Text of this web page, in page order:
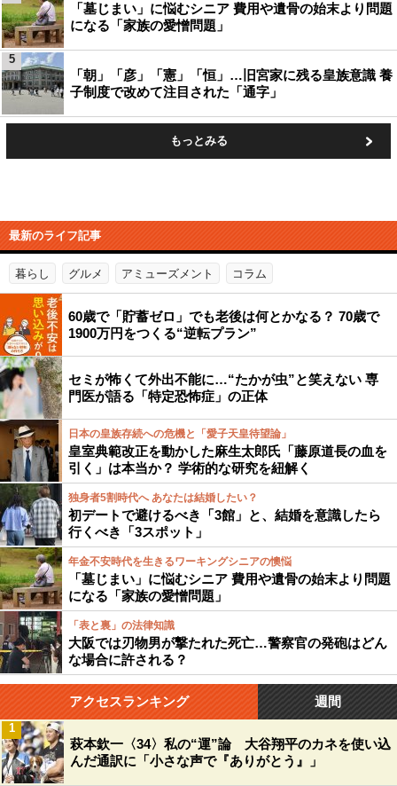
「墓じまい」に悩むシニア 費用や遺骨の始末より問題
になる「家族の愛憎問題」
「朝」「彦」「憲」「恒」…旧宮家に残る皇族意識 養
子制度で改めて注目された「通字」
5
もっとみる
最新のライフ記事
暮らし グルメ アミューズメント コラム
60歳で「貯蓄ゼロ」でも老後は何とかなる？ 70歳で
1900万円をつくる“逆転プラン”
セミが怖くて外出不能に…“たかが虫”と笑えない 専
門医が語る「特定恐怖症」の正体
日本の皇族存続への危機と「愛子天皇待望論」
皇室典範改正を動かした麻生太郎氏「藤原道長の血を
引く」は本当か？ 学術的な研究を紐解く
独身者5割時代へ あなたは結婚したい？
初デートで避けるべき「3館」と、結婚を意識したら
行くべき「3スポット」
年金不安時代を生きるワーキングシニアの懊悩
「墓じまい」に悩むシニア 費用や遺骨の始末より問題
になる「家族の愛憎問題」
「表と裏」の法律知識
大阪では刃物男が撃たれた死亡…警察官の発砲はどん
な場合に許される？
アクセスランキング 週間
萩本欽一〈34〉私の“運”論 大谷翔平のカネを使い込
んだ通訳に「小さな声で『ありがとう』」
1